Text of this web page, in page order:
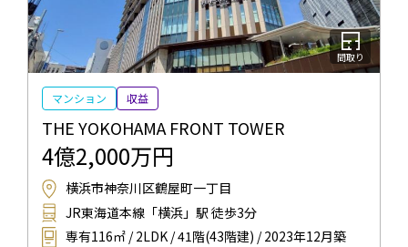
間取り
マンション 収益
THE YOKOHAMA FRONT TOWER
4億2,000万円
横浜市神奈川区鶴屋町一丁目
JR東海道本線「横浜」駅 徒歩3分
専有116㎡ / 2LDK / 41階(43階建) / 2023年12月築